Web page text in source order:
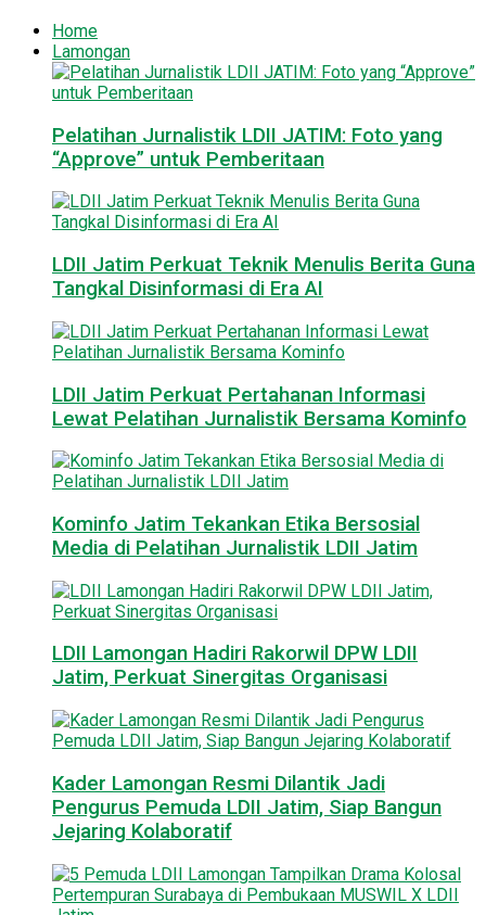
Home
Lamongan
Pelatihan Jurnalistik LDII JATIM: Foto yang
“Approve” untuk Pemberitaan
LDII Jatim Perkuat Teknik Menulis Berita Guna
Tangkal Disinformasi di Era AI
LDII Jatim Perkuat Pertahanan Informasi
Lewat Pelatihan Jurnalistik Bersama Kominfo
Kominfo Jatim Tekankan Etika Bersosial
Media di Pelatihan Jurnalistik LDII Jatim
LDII Lamongan Hadiri Rakorwil DPW LDII
Jatim, Perkuat Sinergitas Organisasi
Kader Lamongan Resmi Dilantik Jadi
Pengurus Pemuda LDII Jatim, Siap Bangun
Jejaring Kolaboratif